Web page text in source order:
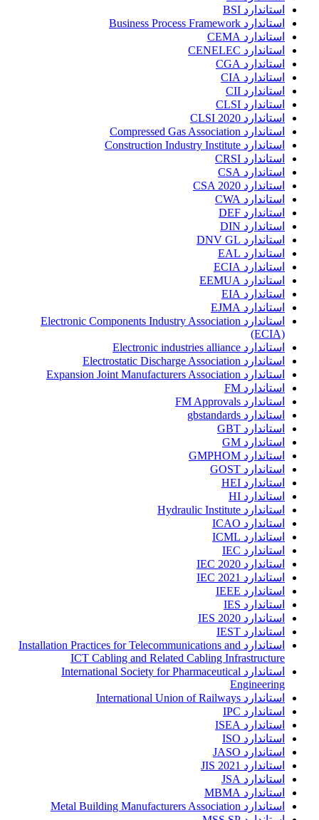
استاندارد BSI
استاندارد Business Process Framework
استاندارد CEMA
استاندارد CENELEC
استاندارد CGA
استاندارد CIA
استاندارد CII
استاندارد CLSI
استاندارد CLSI 2020
استاندارد Compressed Gas Association
استاندارد Construction Industry Institute
استاندارد CRSI
استاندارد CSA
استاندارد CSA 2020
استاندارد CWA
استاندارد DEF
استاندارد DIN
استاندارد DNV GL
استاندارد EAL
استاندارد ECIA
استاندارد EEMUA
استاندارد EIA
استاندارد EJMA
استاندارد Electronic Components Industry Association
(ECIA)
استاندارد Electronic industries alliance
استاندارد Electrostatic Discharge Association
استاندارد Expansion Joint Manufacturers Association
استاندارد FM
استاندارد FM Approvals
استاندارد gbstandards
استاندارد GBT
استاندارد GM
استاندارد GMPHOM
استاندارد GOST
استاندارد HEI
استاندارد HI
استاندارد Hydraulic Institute
استاندارد ICAO
استاندارد ICML
استاندارد IEC
استاندارد IEC 2020
استاندارد IEC 2021
استاندارد IEEE
استاندارد IES
استاندارد IES 2020
استاندارد IEST
استاندارد Installation Practices for Telecommunications and
ICT Cabling and Related Cabling Infrastructure
استاندارد International Society for Pharmaceutical
Engineering
استاندارد International Union of Railways
استاندارد IPC
استاندارد ISEA
استاندارد ISO
استاندارد JASO
استاندارد JIS 2021
استاندارد JSA
استاندارد MBMA
استاندارد Metal Building Manufacturers Association